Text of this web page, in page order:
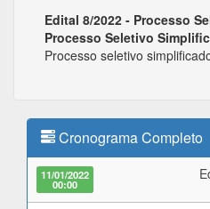
Edital 8/2022 - Processo
Processo Seletivo
Processo seletivo
Cronograma Completo
11/01/2022
00:00